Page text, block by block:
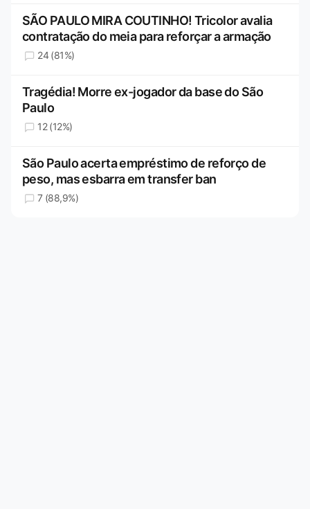
SÃO PAULO MIRA COUTINHO! Tricolor avalia
contratação do meia para reforçar a armação
24 (81%)
Tragédia! Morre ex-jogador da base do São
Paulo
12 (12%)
São Paulo acerta empréstimo de reforço de
peso, mas esbarra em transfer ban
7 (88,9%)